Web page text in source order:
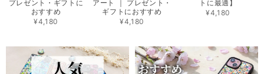
プレゼント・ギフトに
おすすめ
¥4,180
アート ｜ プレゼント・
ギフトにおすすめ
¥4,180
トに最適】
¥4,180